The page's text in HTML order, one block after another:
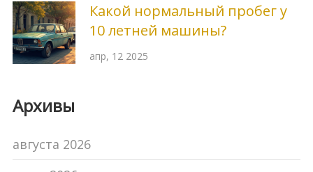
Какой нормальный пробег у
10 летней машины?
апр, 12 2025
Архивы
августа 2026